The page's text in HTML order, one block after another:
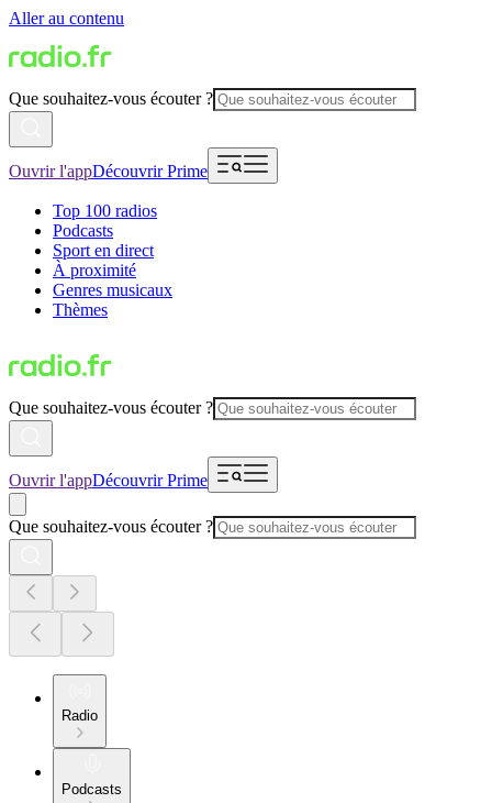
Aller au contenu
Que souhaitez-vous écouter ?
Ouvrir l'appDécouvrir Prime
Top 100 radios
Podcasts
Sport en direct
À proximité
Genres musicaux
Thèmes
Que souhaitez-vous écouter ?
Ouvrir l'appDécouvrir Prime
Que souhaitez-vous écouter ?
Radio
Podcasts